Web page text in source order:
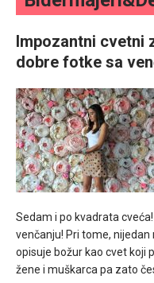
mesec još
Poklon koji
Impozantni cvetni
dobre fotke sa
Sedam i po kvadrata
venčanju! Pri tome,
opisuje božur kao cvet koji
žene i muškarca pa zato